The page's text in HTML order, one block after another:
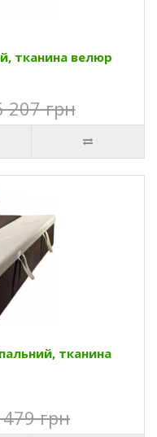
тканина велюр
207 грн
тканина
грн